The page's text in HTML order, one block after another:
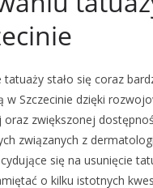
tatuaży stało się coraz
w Szczecinie dzięki
zwiększonej
związanych z
się na usunięcie
o kilku istotnych